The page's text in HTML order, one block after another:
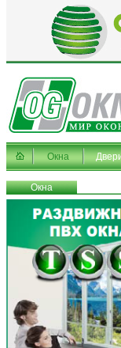
Окна
Окна